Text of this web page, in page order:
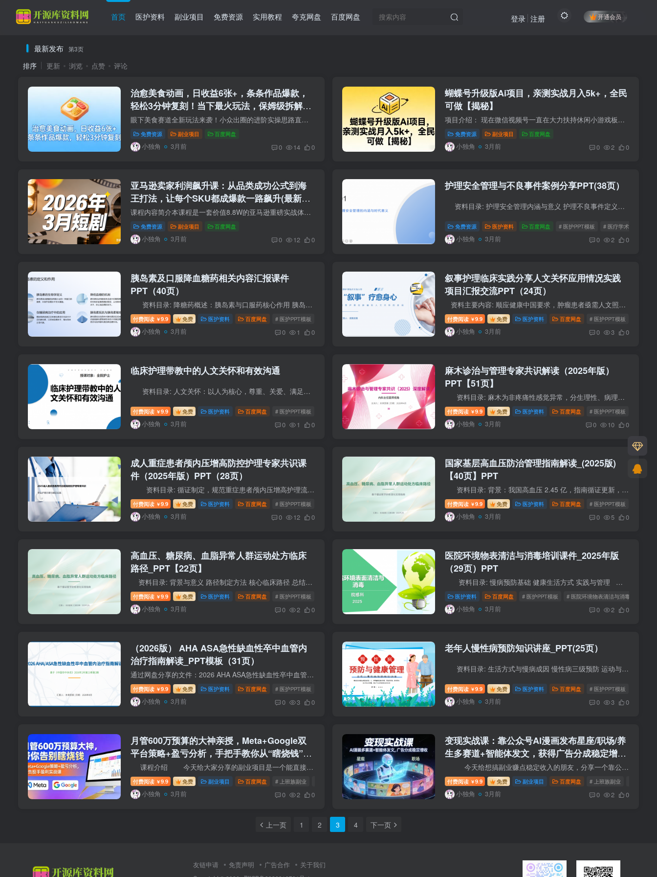
首页 医护资料 副业项目 免费资源 实用教程 夸克网盘 百度网盘 开通会员
登录 注册
最新发布 第3页
排序 更新 浏览 点赞 评论
治愈美食动画，日收益6张+，条条作品爆款，
轻松3分钟复刻！当下最火玩法，保姆级拆解教
程
眼下美食赛道全新玩法来袭！小众出圈的进阶实操思路直接拉满，赚钱思路彻底打通～ 轻松吃透平台流量分成福利，收益空间特别可观，全程操作简单易懂，不用懂复杂技巧，零基础小白也能快速上手...
免费资源 副业项目 百度网盘
小独角 3月前 0 14 0
蝴蝶号升级版Ai项目，亲测实战月入5k+，全民
可做【揭秘】
项目介绍： 现在微信视频号一直在大力扶持休闲小游戏板块，平台上还开放不少合规备案的专属挂机任务。咱们只要走正规授权流程，用配套的工具就能实现智能自动挂播，全程模拟真人直播场景，也...
免费资源 副业项目 百度网盘
小独角 3月前 0 2 0
亚马逊卖家利润飙升课：从品类成功公式到海
王打法，让每个SKU都成爆款一路飙升(最新更
新）
课程内容简介本课程是一套价值8.8W的亚马逊重磅实战体系，持续更新至2026年3月，系统覆盖从选品、广告、流量到团队管理的全链路利润提升方法论。课程围绕品类成功公式（AI模型洞悉规律）、标签...
免费资源 副业项目 百度网盘
小独角 3月前 0 12 0
护理安全管理与不良事件案例分享PPT(38页）
资料目录: 护理安全管理内涵与意义 护理不良事件定义、分类与危害 不良事件高发人群、时段与类型 用药错误典型案例与原因分析 老年患者跌倒案例与改进措施 管路滑脱案例...
免费资源 医护资料 百度网盘 # 医护PPT模板 # 医疗学术PPT
小独角 3月前 0 2 0
胰岛素及口服降血糖药相关内容汇报课件
PPT（40页）
资料目录: 降糖药概述：胰岛素与口服药核心作用 胰岛素使用方法与注意事项 口服降糖药服用方法与禁忌 胰岛素与口服药适用人群 胰岛素分类及作用特点 常用口服降糖药...
付费阅读 ￥9.9 免费 医护资料 百度网盘 # 医护PPT模板 # 医疗学术PPT # 胰岛素及口服降血糖药相关内容
小独角 3月前 0 1 0
叙事护理临床实践分享人文关怀应用情况实践
项目汇报交流PPT（24页）
资料主要内容: 顺应健康中国要求，肿瘤患者亟需人文照护 以叙事医学为基础，核心是倾听、重构患者故事 采用外化、解构、改写等技巧开展干预 组建专项小组，系统培训并落地临床实...
付费阅读 ￥9.9 免费 医护资料 百度网盘 # 医护PPT模板
小独角 3月前 0 3 0
临床护理带教中的人文关怀和有效沟通
资料目录: 人文关怀：以人为核心，尊重、关爱、满足护生需求 核心要素：尊重差异、关注情感、建立信任 缓解护生压力，提升学习效果与职业认同 实施：建立安全感、私密反...
付费阅读 ￥9.9 免费 医护资料 百度网盘 # 医护PPT模板 # 医疗学术PPT # 临床护理带教
小独角 3月前 0 1 0
麻木诊治与管理专家共识解读（2025年版）
PPT【51页】
资料目录: 麻木为非疼痛性感觉异常，分生理性、病理性两类 病因含神经、血管、代谢、药物、心因性等多因素 按病程分急性、亚急性、慢性，按部位分中枢 / 周围性 诊断遵...
付费阅读 ￥9.9 免费 医护资料 百度网盘 # 医护PPT模板
小独角 3月前 0 10 0
成人重症患者颅内压增高防控护理专家共识课
件（2025年版）PPT（28页）
资料目录: 循证制定，规范重症患者颅内压增高护理流程 明确病因：占位、脑水肿、静脉回流障碍 核心识别：头痛、呕吐、意识障碍、库欣三联征 评估工具：GCS、FOUR 量...
付费阅读 ￥9.9 免费 医护资料 百度网盘 # 医护PPT模板 # 成人重症患者颅内压增高防控护理
小独角 3月前 0 12 0
国家基层高血压防治管理指南解读_(2025版)
【40页】PPT
资料目录: 背景：我国高血压 2.45 亿，指南循证更新，新增筛查与健康教育。 基层配置：团队 + 设备，必备 A/B/C/D 降压药，优先 SPC。 诊断：诊室≥140/90mmHg，非同日 3 ...
付费阅读 ￥9.9 免费 医护资料 百度网盘 # 医护PPT模板
小独角 3月前 0 5 0
高血压、糖尿病、血脂异常人群运动处方临床
路径_PPT【22页】
资料目录: 背景与意义 路径制定方法 核心临床路径 总结与展望 资料使用说明： 1、资料付费后即可获得完整全部内容，所有PPT模板均可下载后编辑修改，建议尽快转存，以免...
付费阅读 ￥9.9 免费 医护资料 百度网盘 # 医护PPT模板 # 糖尿病
小独角 3月前 0 2 0
医院环境物表清洁与消毒培训课件_2025年版
（29页）PPT
资料目录: 慢病预防基础 健康生活方式 实践与管理 资料使用说明： 1、资料付费后即可获得完整全部内容，所有PPT模板均可下载后编辑修改，建议尽快转存，以免分享...
医护资料 百度网盘 # 医护PPT模板 # 医院环境物表清洁与消毒培训
小独角 3月前 0 2 0
（2026版） AHA ASA急性缺血性卒中血管内
治疗指南解读_PPT模板（31页）
通过网盘分享的文件：2026 AHA ASA急性缺血性卒中血管内治疗指南解读_【31页】_C134.pptx 链接: https://pan.baidu.com/s/14tyOJYwx909CcsV1hbbyrQ?pwd=2cxu 提取码: 2cxu
付费阅读 ￥9.9 免费 医护资料 百度网盘 # 医护PPT模板 # AHA ASA急性缺血性卒中血管内治疗
小独角 3月前 0 3 0
老年人慢性病预防知识讲座_PPT(25页）
资料目录: 生活方式与慢病成因 慢性病三级预防 运动与慢病预防 饮食与健康生活 心理平衡与慢病防控 常见慢病预防要点 老年人健康管理 资料使用说明： 1、资料付...
付费阅读 ￥9.9 免费 医护资料 百度网盘 # 医护PPT模板
小独角 3月前 0 3 0
月管600万预算的大神亲授，Meta+Google双
平台策略+盈亏分析，手把手教你从“瞎烧钱”变
成“稳盈利”
课程介绍 今天给大家分享的副业项目是一个能直接救命的实战课“月管600万预算的大神亲授，Meta+Google双平台策略+盈亏分析，手把手教你从“瞎烧钱”变成“稳盈利”。做过的...
付费阅读 ￥9.9 免费 副业项目 百度网盘 # 上班族副业
小独角 3月前 0 2 0
变现实战课：靠公众号AI漫画发布星座/职场/养
生多赛道+智能体发文，获得广告分成稳定增加
今天给想搞副业赚点稳定收入的朋友，分享一个靠公众号就能躺赚的副业项目，现在很多人想做公众号都卡在内容产出上了，自己写文案吧、费时又费力，好不容易更新，几次就坚持不...
付费阅读 ￥9.9 免费 副业项目 百度网盘 # 上班族副业
小独角 3月前 0 2 0
上一页 1 2 3 4 下一页
友链申请 免责声明 广告合作 关于我们